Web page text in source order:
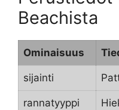
Beachista
Ominaisuus
sijainti
rannatyyppi